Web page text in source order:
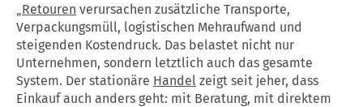
Retouren verursachen zusätzliche Transporte,
Verpackungsmüll, logistischen Mehraufwand und
steigenden Kostendruck. Das belastet nicht nur
Unternehmen, sondern letztlich auch das gesamte
System. Der stationäre Handel zeigt seit jeher, dass
Einkauf auch anders geht: mit Beratung, mit direktem